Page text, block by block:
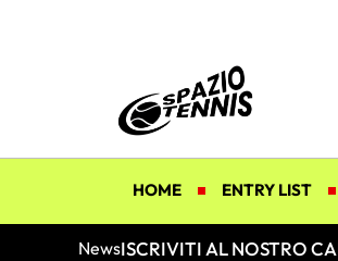
HOME ENTRY LIST
NewsISCRIVITI AL NOSTRO